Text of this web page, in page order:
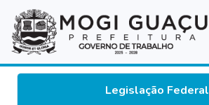
Legislação Federal